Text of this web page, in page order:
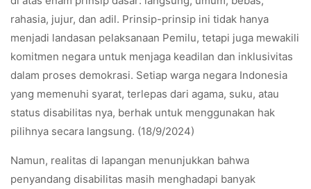
rahasia, jujur, dan adil. Prinsip-prinsip ini tidak hanya
menjadi landasan pelaksanaan Pemilu, tetapi juga mewakili
komitmen negara untuk menjaga keadilan dan inklusivitas
dalam proses demokrasi. Setiap warga negara Indonesia
yang memenuhi syarat, terlepas dari agama, suku, atau
status disabilitas nya, berhak untuk menggunakan hak
pilihnya secara langsung. (18/9/2024)
Namun, realitas di lapangan menunjukkan bahwa
penyandang disabilitas masih menghadapi banyak